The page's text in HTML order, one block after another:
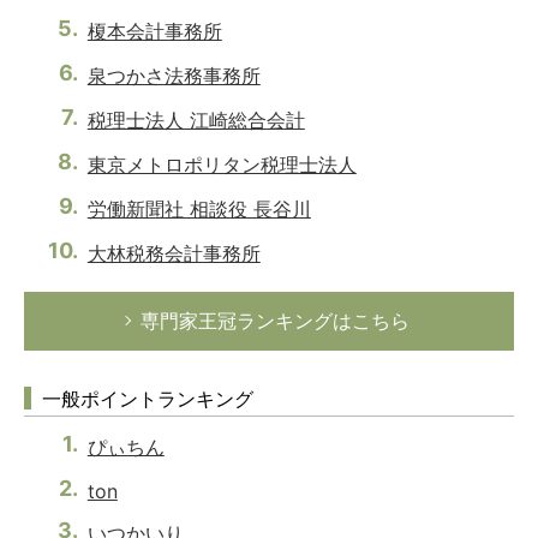
榎本会計事務所
泉つかさ法務事務所
税理士法人 江崎総合会計
東京メトロポリタン税理士法人
労働新聞社 相談役 長谷川
大林税務会計事務所
専門家王冠ランキングはこちら
一般ポイントランキング
ぴぃちん
ton